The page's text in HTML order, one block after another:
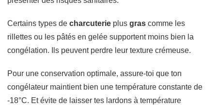
Certains types de charcuterie plus gras comme les
rillettes ou les pâtés en gelée supportent moins bien la
congélation. Ils peuvent perdre leur texture crémeuse.
Pour une conservation optimale, assure-toi que ton
congélateur maintient bien une température constante de
-18°C. Et évite de laisser tes lardons à température